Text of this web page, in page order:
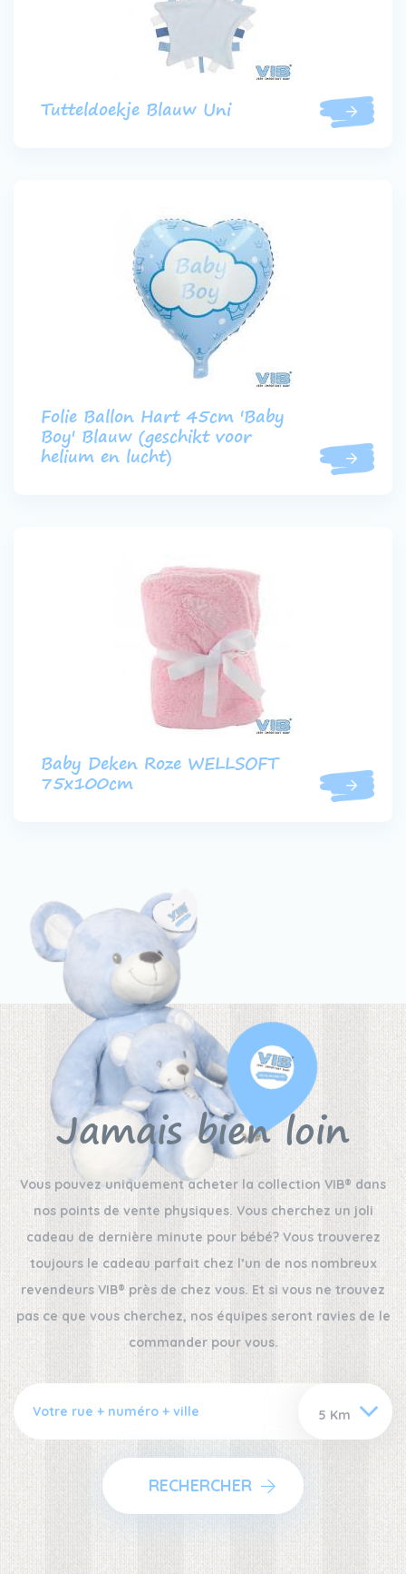
Tutteldoekje Blauw Uni
Folie Ballon Hart 45cm 'Baby
Boy' Blauw (geschikt voor
helium en lucht)
Baby Deken Roze WELLSOFT
75x100cm
Jamais bien loin
Vous pouvez uniquement acheter la collection VIB® dans
nos points de vente physiques. Vous cherchez un joli
cadeau de dernière minute pour bébé? Vous trouverez
toujours le cadeau parfait chez l’un de nos nombreux
revendeurs VIB® près de chez vous. Et si vous ne trouvez
pas ce que vous cherchez, nos équipes seront ravies de le
commander pour vous.
RECHERCHER